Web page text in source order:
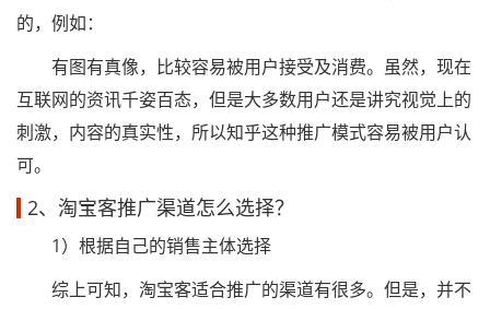
的，例如：
有图有真像，比较容易被用户接受及消费。虽然，现在
互联网的资讯千姿百态，但是大多数用户还是讲究视觉上的
刺激，内容的真实性，所以知乎这种推广模式容易被用户认
可。
2、淘宝客推广渠道怎么选择？
1）根据自己的销售主体选择
综上可知，淘宝客适合推广的渠道有很多。但是，并不